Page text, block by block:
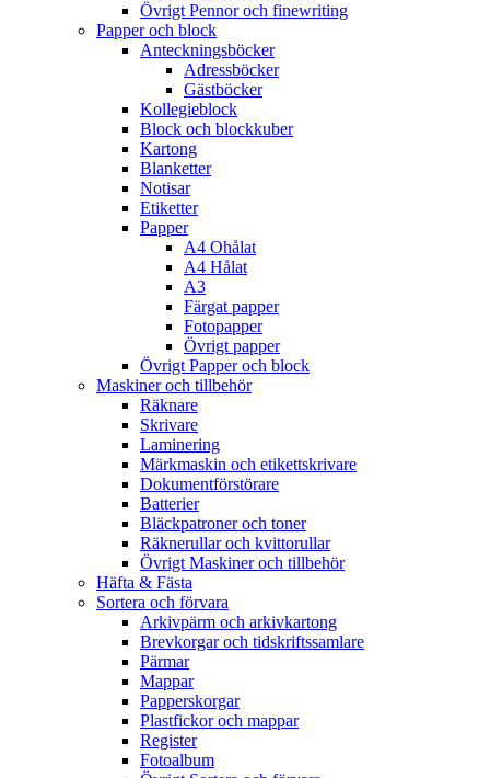
Övrigt Pennor och finewriting
Papper och block
Anteckningsböcker
Adressböcker
Gästböcker
Kollegieblock
Block och blockkuber
Kartong
Blanketter
Notisar
Etiketter
Papper
A4 Ohålat
A4 Hålat
A3
Färgat papper
Fotopapper
Övrigt papper
Övrigt Papper och block
Maskiner och tillbehör
Räknare
Skrivare
Laminering
Märkmaskin och etikettskrivare
Dokumentförstörare
Batterier
Bläckpatroner och toner
Räknerullar och kvittorullar
Övrigt Maskiner och tillbehör
Häfta & Fästa
Sortera och förvara
Arkivpärm och arkivkartong
Brevkorgar och tidskriftssamlare
Pärmar
Mappar
Papperskorgar
Plastfickor och mappar
Register
Fotoalbum